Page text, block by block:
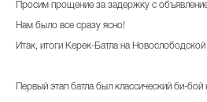
Просим прощение за задержку с
Нам было все сразу ясно!
Итак, итоги Керек-Батла на Новослободской
Первый этап батла был классический би-бой